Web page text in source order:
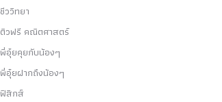
ชีววิทยา
ติวฟรี คณิตศาสตร์
พี่อุ๋ยคุยกับน้องๆ
พี่อุ๋ยฝากถึงน้องๆ
ฟิสิกส์